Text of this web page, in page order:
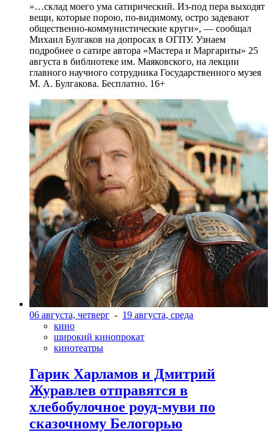
»…склад моего ума сатирический. Из-под пера выходят
вещи, которые порою, по-видимому, остро задевают
общественно-коммунистические круги», — сообщал
Михаил Булгаков на допросах в ОГПУ. Узнаем
подробнее о сатире автора «Мастера и Маргариты» 25
августа в библиотеке им. Маяковского, на лекции
главного научного сотрудника Государственного музея
М. А. Булгакова. Бесплатно. 16+
06 августа, четверг - 19 августа, среда
кино
широкий кинопрокат
кинотеатры
Гарик Харламов и Дмитрий
Журавлев отправятся в
хлебобулочное роуд-муви по
сказочному Белогорью